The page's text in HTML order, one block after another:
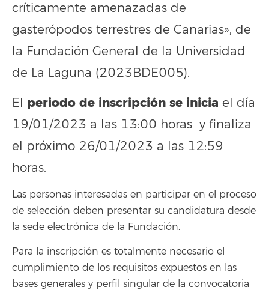
críticamente amenazadas de
gasterópodos terrestres de Canarias», de
la Fundación General de la Universidad
de La Laguna (2023BDE005).
El periodo de inscripción se inicia el día
19/01/2023 a las 13:00 horas y finaliza
el próximo 26/01/2023 a las 12:59
horas.
Las personas interesadas en participar en el proceso
de selección deben presentar su candidatura desde
la sede electrónica de la Fundación.
Para la inscripción es totalmente necesario el
cumplimiento de los requisitos expuestos en las
bases generales y perfil singular de la convocatoria